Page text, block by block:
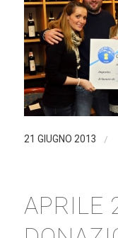
21 GIUGNO 2013 /
APRILE